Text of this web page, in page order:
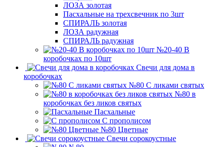
ЛОЗА золотая
Пасхальные на трехсвечник по 3шт
СПИРАЛЬ золотая
ЛОЗА радужная
СПИРАЛЬ радужная
№20-40 В
коробочках по 10шт
Свечи для дома в
коробочках
№80 С ликами святых
№80 в
коробочках без ликов святых
Пасхальные
С прополисом
№80 Цветные
Свечи сорокоустные